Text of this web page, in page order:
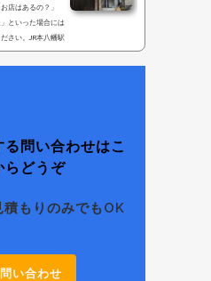
店はあるの？」
といった場合には
さい。JR本八幡駅
にどうぞ。千葉県
はこちらのページ
さい。他店にて断ら
問い合わせはこ
らどうぞ
積もりのみでもOK
い合わせ